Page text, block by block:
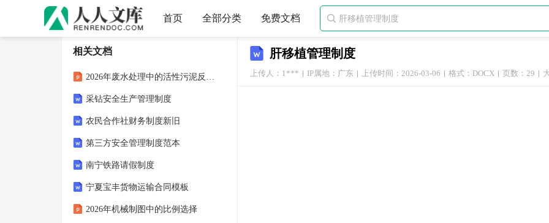
首页 全部分类 免费文档 
肝移植管理制度
上传人：1*** IP属地：广东 上传时间：2026-03-06 格式：DOCX 页数：29
相关文档
2026年废水处理中的活性污泥反应原理
采钻安全生产管理制度
农民合作社财务制度新旧
第三方安全管理制度范本
南宁铁路请假制度
宁夏宝丰货物运输合同模板
2026年机械制图中的比例选择